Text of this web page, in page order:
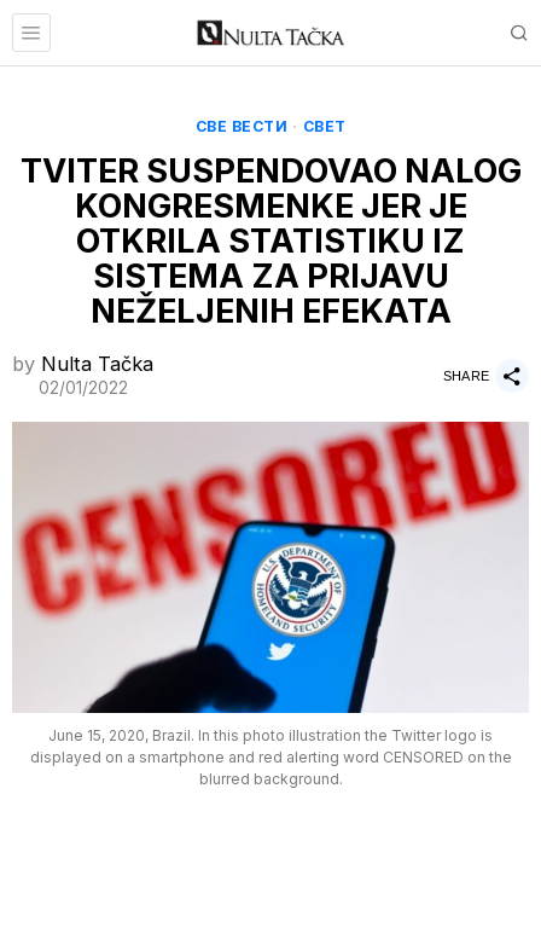
СВЕ ВЕСТИ · СВЕТ
TVITER SUSPENDOVAO NALOG
KONGRESMENKE JER JE
OTKRILA STATISTIKU IZ
SISTEMA ZA PRIJAVU
NEŽELJENIH EFEKATA
by Nulta Tačka
02/01/2022
SHARE
June 15, 2020, Brazil. In this photo illustration the Twitter logo is
displayed on a smartphone and red alerting word CENSORED on the
blurred background.